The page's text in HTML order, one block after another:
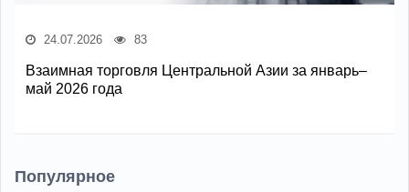
24.07.2026 83
Взаимная торговля Центральной Азии за январь–
май 2026 года
Популярное